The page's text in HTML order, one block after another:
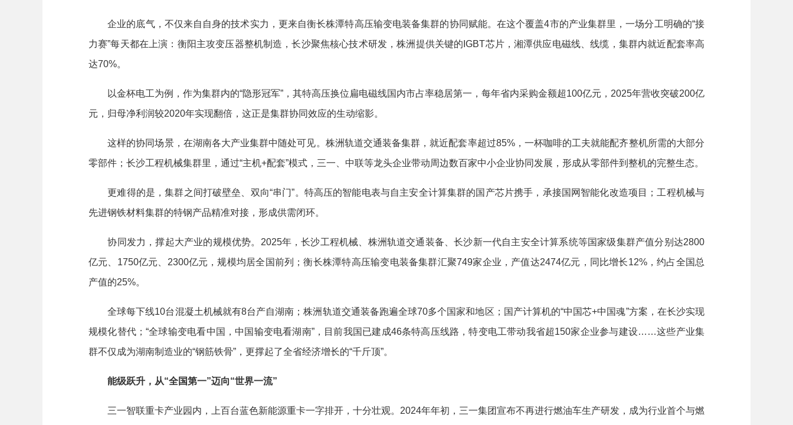
企业的底气，不仅来自自身的技术实力，更来自衡长株潭特高压输变电装备集群的协同赋能。在这个覆盖4市的产业集群里，一场分工明确的“接
力赛”每天都在上演：衡阳主攻变压器整机制造，长沙聚焦核心技术研发，株洲提供关键的IGBT芯片，湘潭供应电磁线、线缆，集群内就近配套率高
达70%。
以金杯电工为例，作为集群内的“隐形冠军”，其特高压换位扁电磁线国内市占率稳居第一，每年省内采购金额超100亿元，2025年营收突破200亿
元，归母净利润较2020年实现翻倍，这正是集群协同效应的生动缩影。
这样的协同场景，在湖南各大产业集群中随处可见。株洲轨道交通装备集群，就近配套率超过85%，一杯咖啡的工夫就能配齐整机所需的大部分
零部件；长沙工程机械集群里，通过“主机+配套”模式，三一、中联等龙头企业带动周边数百家中小企业协同发展，形成从零部件到整机的完整生态。
更难得的是，集群之间打破壁垒、双向“串门”。特高压的智能电表与自主安全计算集群的国产芯片携手，承接国网智能化改造项目；工程机械与
先进钢铁材料集群的特钢产品精准对接，形成供需闭环。
协同发力，撑起大产业的规模优势。2025年，长沙工程机械、株洲轨道交通装备、长沙新一代自主安全计算系统等国家级集群产值分别达2800
亿元、1750亿元、2300亿元，规模均居全国前列；衡长株潭特高压输变电装备集群汇聚749家企业，产值达2474亿元，同比增长12%，约占全国总
产值的25%。
全球每下线10台混凝土机械就有8台产自湖南；株洲轨道交通装备跑遍全球70多个国家和地区；国产计算机的“中国芯+中国魂”方案，在长沙实现
规模化替代；“全球输变电看中国，中国输变电看湖南”，目前我国已建成46条特高压线路，特变电工带动我省超150家企业参与建设……这些产业集
群不仅成为湖南制造业的“钢筋铁骨”，更撑起了全省经济增长的“千斤顶”。
能级跃升，从“全国第一”迈向“世界一流”
三一智联重卡产业园内，上百台蓝色新能源重卡一字排开，十分壮观。2024年年初，三一集团宣布不再进行燃油车生产研发，成为行业首个与燃